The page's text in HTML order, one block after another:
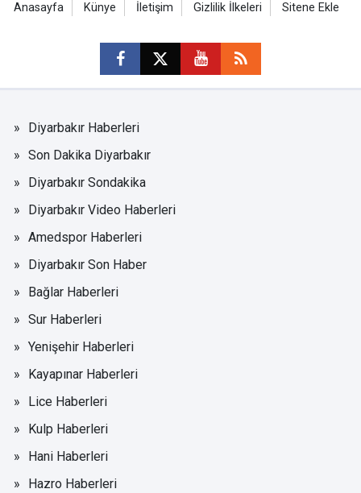
Anasayfa Künye İletişim Gizlilik İlkeleri Sitene Ekle
Diyarbakır Haberleri
Son Dakika Diyarbakır
Diyarbakır Sondakika
Diyarbakır Video Haberleri
Amedspor Haberleri
Diyarbakır Son Haber
Bağlar Haberleri
Sur Haberleri
Yenişehir Haberleri
Kayapınar Haberleri
Lice Haberleri
Kulp Haberleri
Hani Haberleri
Hazro Haberleri